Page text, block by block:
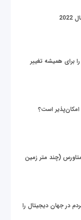
برای همیشه تغییر
امکان‌پذیر است؟
در متاورس (چند متر زمین
در جهان دیجیتال را